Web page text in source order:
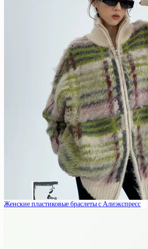
Женские пластиковые браслеты с Алиэкспресс